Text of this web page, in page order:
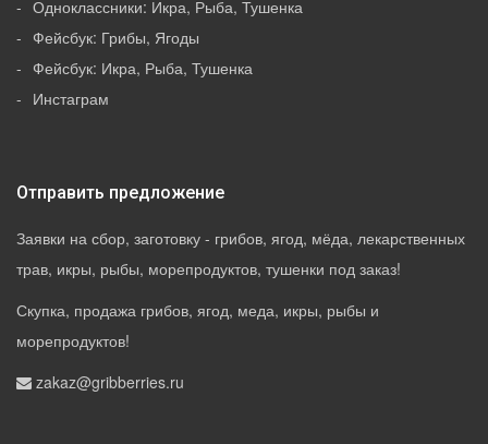
Одноклассники: Икра, Рыба, Тушенка
Фейсбук: Грибы, Ягоды
Фейсбук: Икра, Рыба, Тушенка
Инстаграм
Отправить предложение
Заявки на сбор, заготовку - грибов, ягод, мёда, лекарственных
трав, икры, рыбы, морепродуктов, тушенки под заказ!
Скупка, продажа грибов, ягод, меда, икры, рыбы и
морепродуктов!
zakaz@gribberries.ru